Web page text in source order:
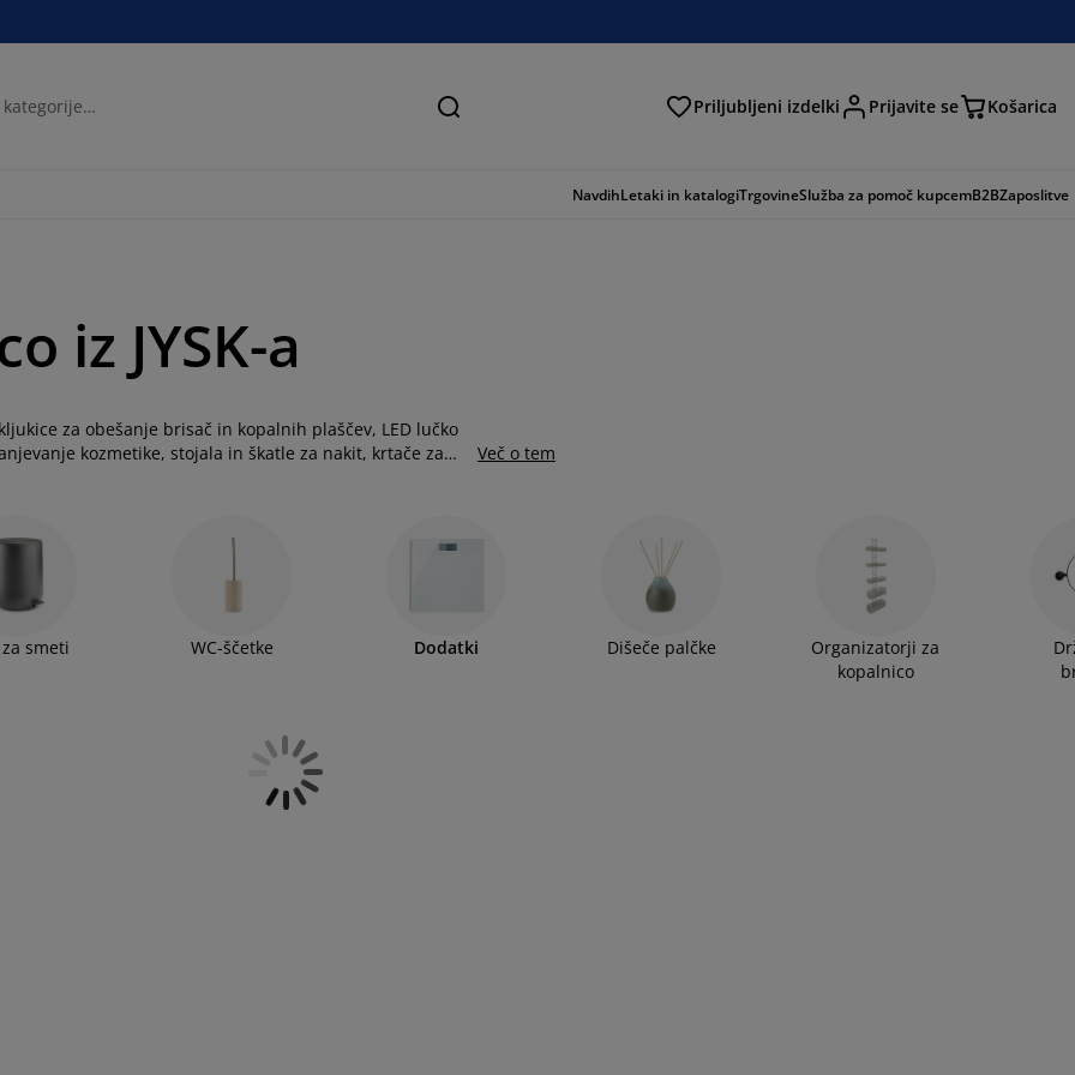
Iskanje Priljubljeni izdelki Prijavite se Košarica
NavdihLetaki in katalogiTrgovineSlužba za pomoč kupcemB2BZaposlitve
iz JYSK-a
za obešanje brisač in kopalnih plaščev, LED lučko
kozmetike, stojala in škatle za nakit, krtače za
Več o tem
smeti WC-ščetke Dodatki Dišeče palčke
Organizatorji za
kopalnico